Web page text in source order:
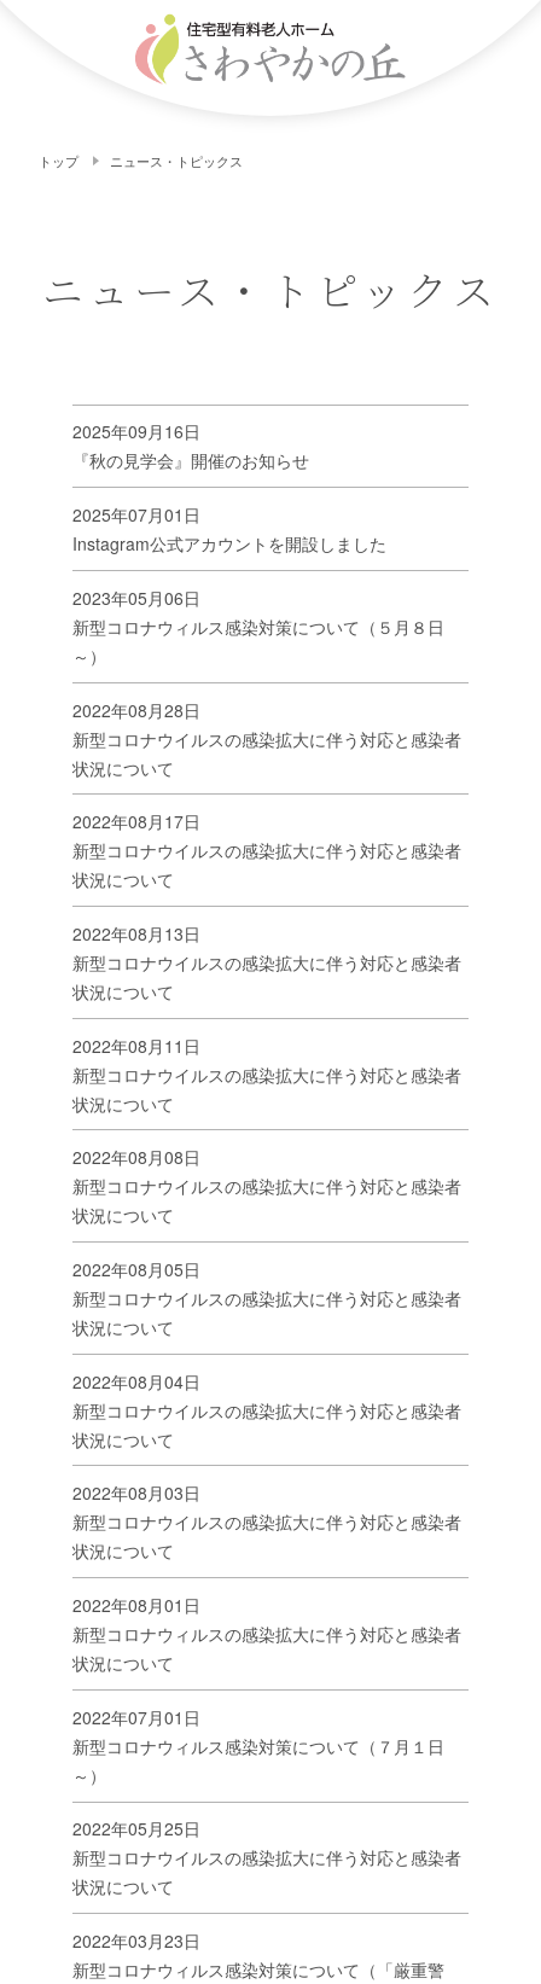
トップ ニュース・トピックス
ニュース・トピックス
2025年09月16日
『秋の見学会』開催のお知らせ
2025年07月01日
Instagram公式アカウントを開設しました
2023年05月06日
新型コロナウィルス感染対策について（５月８日
～）
2022年08月28日
新型コロナウイルスの感染拡大に伴う対応と感染者
状況について
2022年08月17日
新型コロナウイルスの感染拡大に伴う対応と感染者
状況について
2022年08月13日
新型コロナウイルスの感染拡大に伴う対応と感染者
状況について
2022年08月11日
新型コロナウイルスの感染拡大に伴う対応と感染者
状況について
2022年08月08日
新型コロナウイルスの感染拡大に伴う対応と感染者
状況について
2022年08月05日
新型コロナウイルスの感染拡大に伴う対応と感染者
状況について
2022年08月04日
新型コロナウイルスの感染拡大に伴う対応と感染者
状況について
2022年08月03日
新型コロナウイルスの感染拡大に伴う対応と感染者
状況について
2022年08月01日
新型コロナウィルスの感染拡大に伴う対応と感染者
状況について
2022年07月01日
新型コロナウィルス感染対策について（７月１日
～）
2022年05月25日
新型コロナウイルスの感染拡大に伴う対応と感染者
状況について
2022年03月23日
新型コロナウィルス感染対策について（「厳重警